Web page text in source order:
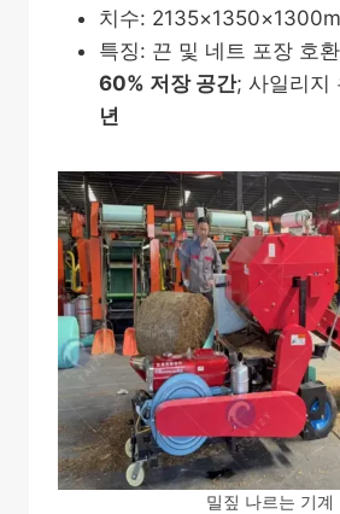
치수:
특징: 끈 및 네트 포장 호
60% 저장 공간; 사일리지
년
밀짚 나르는 기계